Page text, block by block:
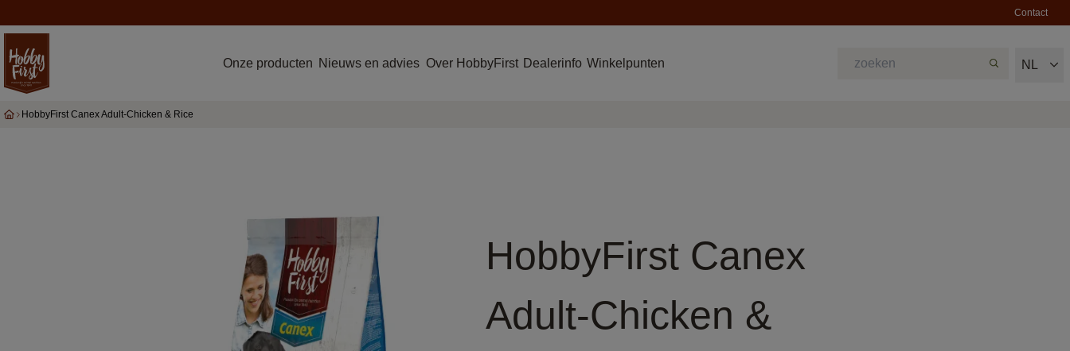
Contact
Onze producten Nieuws en advies Over HobbyFirst Dealerinfo Winkelpunten NL
HobbyFirst Canex Adult-Chicken & Rice
HobbyFirst Canex
Adult-Chicken &